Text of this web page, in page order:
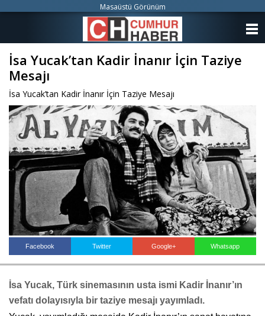
İsa Yucak’tan Kadir İnanır İçin Taziye
Mesajı
İsa Yucak’tan Kadir İnanır İçin Taziye Mesajı
Facebook Twitter Google+ Whatsapp
İsa Yucak, Türk sinemasının usta ismi Kadir İnanır’ın
vefatı dolayısıyla bir taziye mesajı yayımladı.
Masaüstü Görünüm
KATEGORİLER
ANKETLER
FOTO GALERİ
VİDEO GALERİ
KÜNYE
İLETİŞİM